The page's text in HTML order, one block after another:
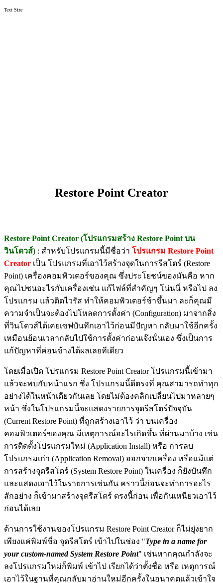
Text Size
Restore Point Creator
Restore Point Creator (โปรแกรมสร้าง Restore Point บน
วินโดวส์) : สำหรับโปรแกรมนี้มีชื่อว่า โปรแกรม Restore Point
Creator เป็น โปรแกรมที่เอาไว้สร้างจุดในการรีสโตร์ (Restore
Point) เครื่องคอมพิวเตอร์ของคุณ ซึ่งประโยชน์ของมันคือ หาก
คุณไปซนอะไรกับเครื่องเช่น แก้ไฟล์ที่สำคัญๆ โน่นนี่ หรือไป ลง
โปรแกรม แล้วติดไวรัส ทำให้คอมพิวเตอร์ช้าขึ้นมา ละก็คุณมี
ความจำเป็นจะต้องไปโหลดการตั้งค่า (Configuration) มาจากสิ่ง
ที่วินโดวส์ได้เคยเซฟบันทึกเอาไว้ก่อนมีปัญหา กลับมาใช้อีกครั้ง
เหมือนย้อนเวลากลับไปใช้การตั้งค่าก่อนเจ๊งนั่นเอง ซึ่งเป็นการ
แก้ปัญหาที่ค่อนข้างได้ผลเลยทีเดียว
โดยเมื่อเปิด โปรแกรม Restore Point Creator โปรแกรมนี้เข้ามา
แล้วจะพบกับหน้าแรก ซึ่ง โปรแกรมนี้ดีตรงที่ คุณสามารถทำทุก
อย่างได้ในหน้าเดียวกันเลย โดยไม่ต้องคลิกเปลี่ยนไปมาหลายๆ
หน้า ซึ่งในโปรแกรมนี้จะแสดงรายการจุดรีสโตร์ปัจจุบัน
(Current Restore Point) ที่ถูกสร้างเอาไว้ ว่า บนเครื่อง
คอมพิวเตอร์ของคุณ มีเหตุการณ์อะไรเกิดขึ้น ที่ผ่านมาบ้าง เช่น
การติดตั้งโปรแกรมใหม่ (Application Install) หรือ การลบ
โปรแกรมเก่า (Application Removal) ออกจากเครื่อง หรือแม้แต่
การสร้างจุดรีสโตร์ (System Restore Point) ในเครื่อง ก็ยังบันทึก
และแสดงเอาไว้ในรายการเช่นกัน คราวนี้ก่อนจะทำการอะไร
สักอย่าง ก็เข้ามาสร้างจุดรีสโตร์ ตรงนี้ก่อน เพื่อกันเหนียวเอาไว้
ก่อนได้เลย
ด้านการใช้งานของโปรแกรม Restore Point Creator ก็ไม่ยุ่งยาก
เพียงแค่พิมพ์ชื่อ จุดรีสโตร์ เข้าไปในช่อง "Type in a name for
your custom-named System Restore Point" เช่นหากคุณกำลังจะ
ลงโปรแกรมใหม่ก็พิมพ์ เข้าไป เรียกได้ว่าตั้งชื่อ หรือ เหตุการณ์
เอาไว้ในฐานที่คุณกลับมาอ่านใหม่อีกครั้งในอนาคตแล้วเข้าใจ